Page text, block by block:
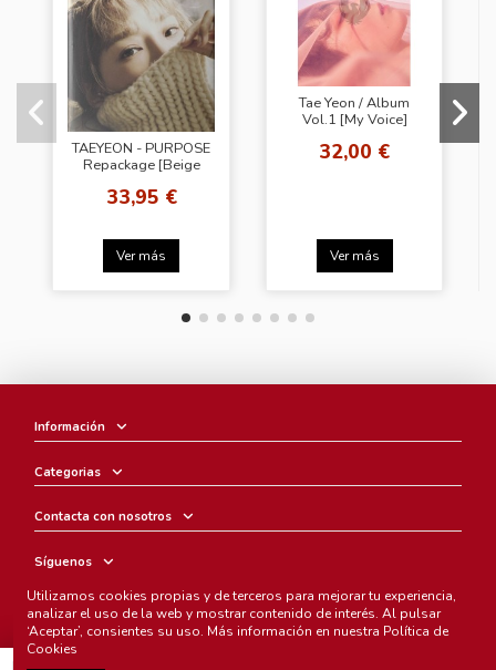
TAEYEON - PURPOSE
Repackage [Beige
33,95 €
Ver más
Tae Yeon / Album
Vol.1 [My Voice]
Blossom Ver.)
32,00 €
Ver más
Información
Categorias
Contacta con nosotros
Síguenos
Boletín
Utilizamos cookies propias y de terceros para mejorar tu experiencia,
analizar el uso de la web y mostrar contenido de interés. Al pulsar
‘Aceptar’, consientes su uso. Más información en nuestra Política de
Cookies